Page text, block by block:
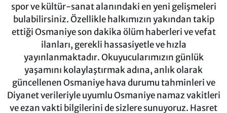
spor ve kültür-sanat alanındaki en yeni gelişmeleri
bulabilirsiniz. Özellikle halkımızın yakından takip
ettiği Osmaniye son dakika ölüm haberleri ve vefat
ilanları, gerekli hassasiyetle ve hızla
yayınlanmaktadır. Okuyucularımızın günlük
yaşamını kolaylaştırmak adına, anlık olarak
güncellenen Osmaniye hava durumu tahminleri ve
Diyanet verileriyle uyumlu Osmaniye namaz vakitleri
ve ezan vakti bilgilerini de sizlere sunuyoruz. Hasret